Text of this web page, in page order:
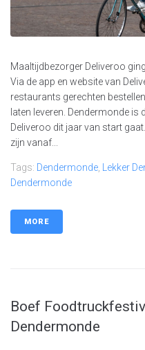
Maaltijdbezorger Deliveroo
Via de app en website van
restaurants gerechten
laten leveren. Dendermonde
Deliveroo dit jaar van start
zijn vanaf...
Tags: Dendermonde Lekker
Dendermonde
MORE
Boef
Dendermonde